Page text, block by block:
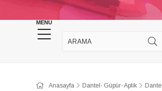
MENU
KINA DÜĞÜN MALZEMELERİ
Anasayfa Dantel- Güpür- Aplik Dantel